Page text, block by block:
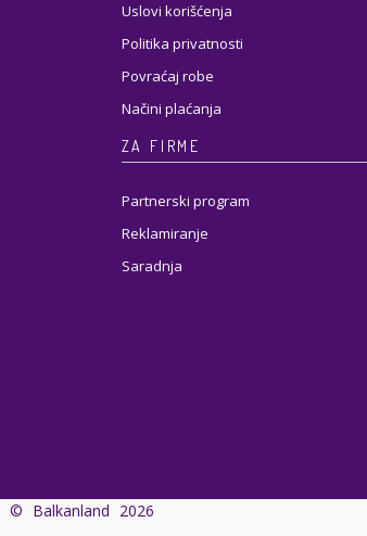
Uslovi korišćenja
Politika privatnosti
Povraćaj robe
Načini plaćanja
ZA FIRME
Partnerski program
Reklamiranje
Saradnja
© Balkanland 2026